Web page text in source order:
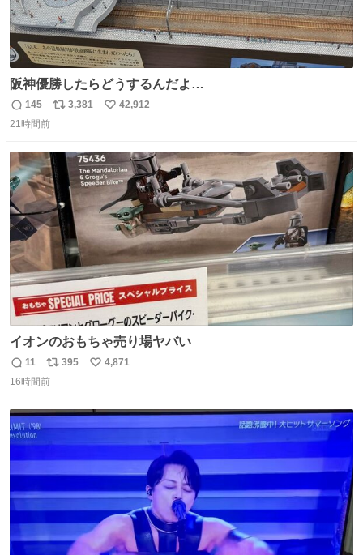
阪神優勝したらどうするんだよ…
返
信
145
リ
ト
数
3,381
い
数
42,912
21時間前
イオンのおもちゃ売り場ヤバい
返
信
11
リ
ポ
ト
395
い
数
4,871
16時間前